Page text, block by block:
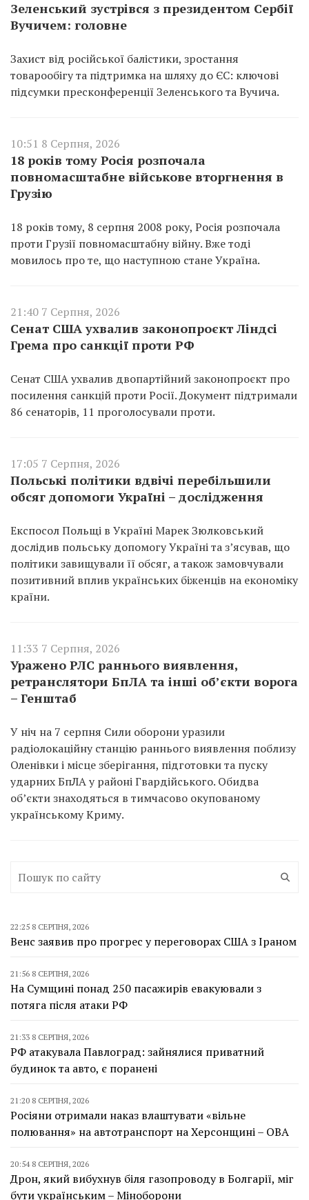
Зеленський зустрівся з президентом Сербії
Вучичем: головне
Захист від російської балістики, зростання
товарообігу та підтримка на шляху до ЄС: ключові
підсумки пресконференції Зеленського та Вучича.
10:51 8 Серпня, 2026
18 років тому Росія розпочала
повномасштабне військове вторгнення в
Грузію
18 років тому, 8 серпня 2008 року, Росія розпочала
проти Грузії повномасштабну війну. Вже тоді
мовилось про те, що наступною стане Україна.
21:40 7 Серпня, 2026
Сенат США ухвалив законопроєкт Ліндсі
Грема про санкції проти РФ
Сенат США ухвалив двопартійний законопроєкт про
посилення санкцій проти Росії. Документ підтримали
86 сенаторів, 11 проголосували проти.
17:05 7 Серпня, 2026
Польські політики вдвічі перебільшили
обсяг допомоги Україні – дослідження
Експосол Польщі в Україні Марек Зюлковський
дослідив польську допомогу Україні та з’ясував, що
політики завищували її обсяг, а також замовчували
позитивний вплив українських біженців на економіку
країни.
11:33 7 Серпня, 2026
Уражено РЛС раннього виявлення,
ретранслятори БпЛА та інші об’єкти ворога
– Генштаб
У ніч на 7 серпня Сили оборони уразили
радіолокаційну станцію раннього виявлення поблизу
Оленівки і місце зберігання, підготовки та пуску
ударних БпЛА у районі Гвардійського. Обидва
об’єкти знаходяться в тимчасово окупованому
українському Криму.
22:25 8 СЕРПНЯ, 2026
Венс заявив про прогрес у переговорах США з Іраном
21:56 8 СЕРПНЯ, 2026
На Сумщині понад 250 пасажирів евакуювали з
потяга після атаки РФ
21:33 8 СЕРПНЯ, 2026
РФ атакувала Павлоград: зайнялися приватний
будинок та авто, є поранені
21:20 8 СЕРПНЯ, 2026
Росіяни отримали наказ влаштувати «вільне
полювання» на автотранспорт на Херсонщині – ОВА
20:54 8 СЕРПНЯ, 2026
Дрон, який вибухнув біля газопроводу в Болгарії, міг
бути українським – Міноборони